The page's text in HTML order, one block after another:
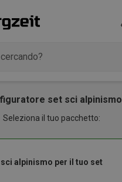
set sci alpinismo
Seleziona il tuo pacchetto:
alpinismo per il tuo set